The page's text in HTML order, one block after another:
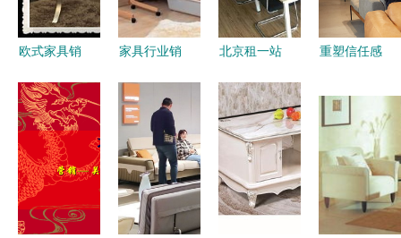
欧式家具销
丽说家具的
美学与质感
家具行业销
趋势、挑战
与未来路径
北京租一站
具租赁与销
售的智能选
择
重塑信任感
员专业形象
的关键要素